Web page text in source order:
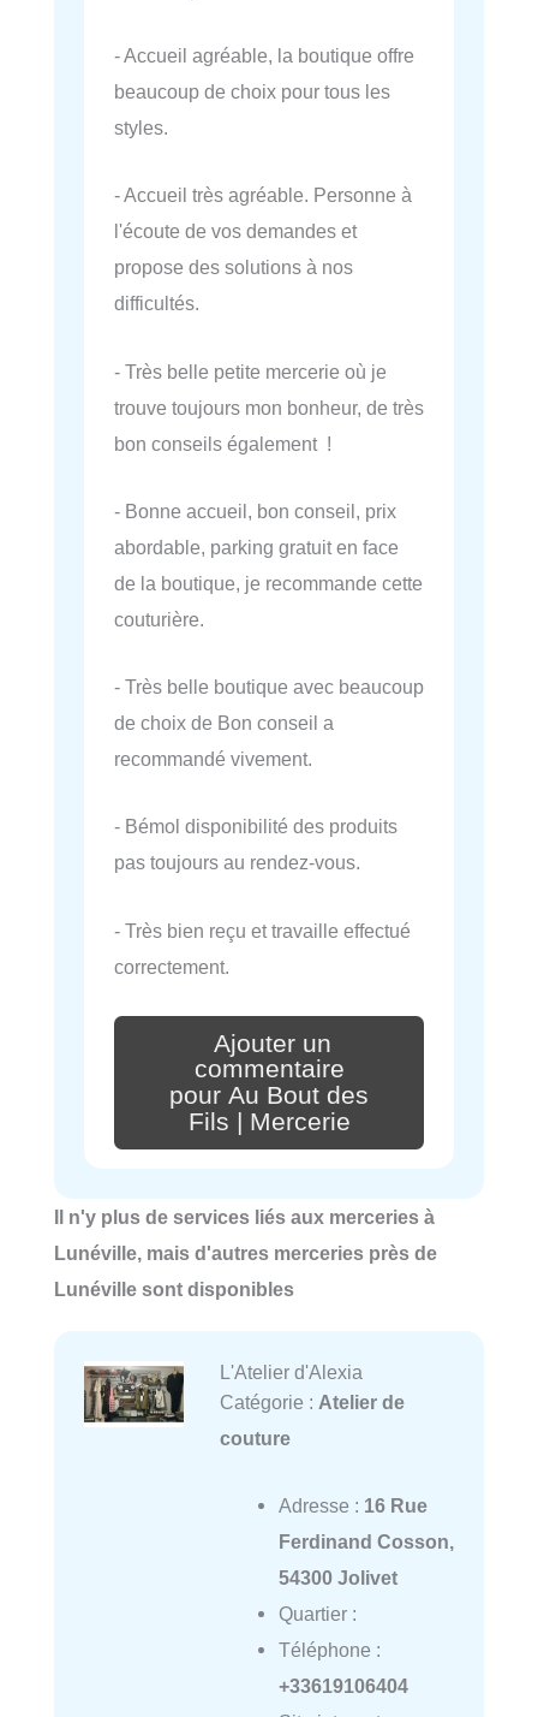
- Accueil agréable, la boutique offre
beaucoup de choix pour tous les
styles.
- Accueil très agréable. Personne à
l'écoute de vos demandes et
propose des solutions à nos
difficultés.
- Très belle petite mercerie où je
trouve toujours mon bonheur, de très
bon conseils également !
- Bonne accueil, bon conseil, prix
abordable, parking gratuit en face
de la boutique, je recommande cette
couturière.
- Très belle boutique avec beaucoup
de choix de Bon conseil a
recommandé vivement.
- Bémol disponibilité des produits
pas toujours au rendez-vous.
- Très bien reçu et travaille effectué
correctement.
Ajouter un
commentaire
pour Au Bout des
Fils | Mercerie
Il n'y plus de services liés aux merceries à
Lunéville, mais d'autres merceries près de
Lunéville sont disponibles
L'Atelier d'Alexia
Catégorie : Atelier de
couture
Adresse : 16 Rue
Ferdinand Cosson,
54300 Jolivet
Quartier :
Téléphone :
+33619106404